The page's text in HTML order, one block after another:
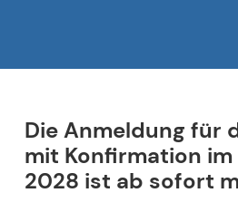
Ihrer
Ahrensburg!
Entdecken Sie hier alles
Die Anmeldung für
mit Konfirmation im
2028 ist ab sofort